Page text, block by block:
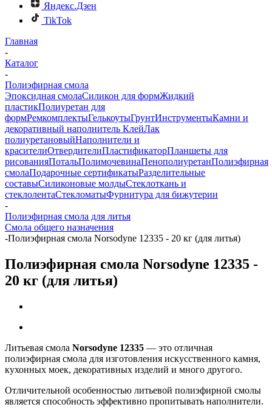
Яндекс.Дзен
TikTok
Главная
-
Каталог
-
Полиэфирная смола
Эпоксидная смолаСиликон для формЖидкий
пластикПолиуретан для
формРемкомплектыГелькоутыГрунтИнструментыКамни и
декоративный наполнитель КлейЛак
полиуретановыйНаполнители и
красителиОтвердителиПластификаторПланшеты для
рисованияПотальПолимочевинаПенополиуретанПолиэфирная
смолаПодарочные сертификатыРазделительные
составыСиликоновые молдыСтеклоткань и
стеклолентаСтекломатыФурнитура для бижутерии
-
Полиэфирная смола для литья
Смола общего назначения
-Полиэфирная смола Norsodyne 12335 - 20 кг (для литья)
Полиэфирная смола Norsodyne 12335 -
20 кг (для литья)
Литьевая смола Norsodyne 12335 — это отличная
полиэфирная смола для изготовления искусственного камня,
кухонных моек, декоративных изделий и много другого.
Отличительной особенностью литьевой полиэфирной смолы
является способность эффективно пропитывать наполнители.